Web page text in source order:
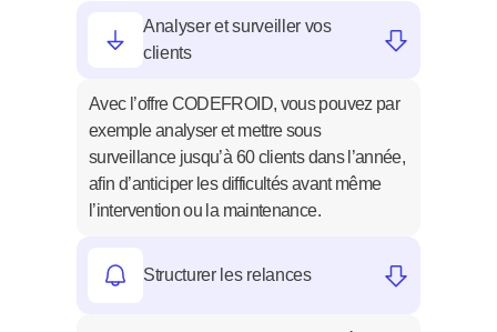
Analyser et surveiller vos
clients
Avec l’offre CODEFROID, vous pouvez par
exemple analyser et mettre sous
surveillance jusqu’à 60 clients dans l’année,
afin d’anticiper les difficultés avant même
l’intervention ou la maintenance.
Structurer les relances